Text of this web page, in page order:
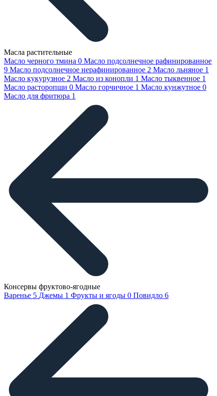
Масла растительные
Масло черного тмина 0 Масло подсолнечное рафинированное
9 Масло подсолнечное нерафинированное 2 Масло льняное 1
Масло кукурузное 2 Масло из конопли 1 Масло тыквенное 1
Масло расторопши 0 Масло горчичное 1 Масло кунжутное 0
Масло для фритюра 1
Консервы фруктово-ягодные
Варенье 5 Джемы 1 Фрукты и ягоды 0 Повидло 6